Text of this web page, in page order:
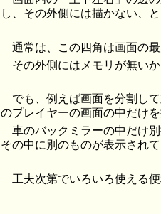
し、その外側には描かない、と
通常は、この四角は画面の
その外側にはメモリが無い
でも、例えば画面を分割し
のプレイヤーの画面の中だけ
車のバックミラーの中だけ
その中に別のものが表示され
工夫次第でいろいろ使える便